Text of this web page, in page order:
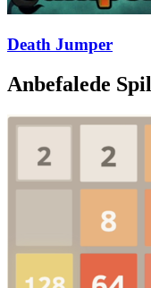
Death Jumper
Anbefalede Spil